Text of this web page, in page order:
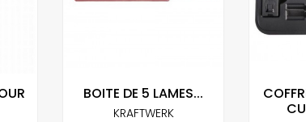
BOITE DE 5 LAMES...
KRAFTWERK